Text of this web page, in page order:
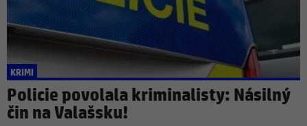
KRIMI
Policie povolala kriminalisty: Násilný
čin na Valašsku!